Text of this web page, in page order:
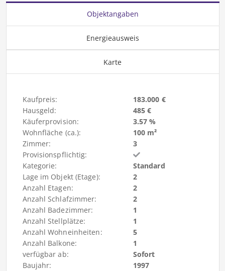
Objektangaben
Energieausweis
Karte
Kaufpreis:
183.000 €
Hausgeld:
485 €
Käuferprovision:
3.57 %
Wohnfläche (ca.):
100 m²
Zimmer:
3
Provisionspflichtig:
Kategorie:
Standard
Lage im Objekt (Etage):
2
Anzahl Etagen:
2
Anzahl Schlafzimmer:
2
Anzahl Badezimmer:
1
Anzahl Stellplätze:
1
Anzahl Wohneinheiten:
5
Anzahl Balkone:
1
verfügbar ab:
Sofort
Baujahr:
1997